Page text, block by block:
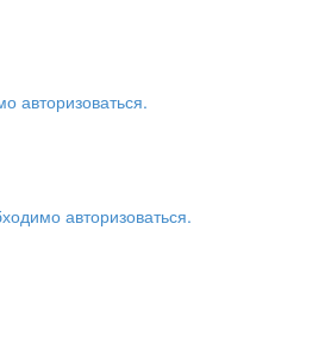
авторизоваться.
авторизоваться.